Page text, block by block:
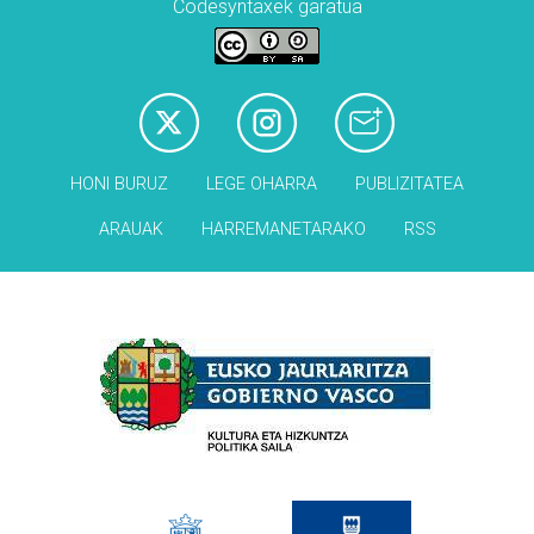
Codesyntaxek garatua
HONI BURUZ LEGE OHARRA PUBLIZITATEA
ARAUAK HARREMANETARAKO RSS